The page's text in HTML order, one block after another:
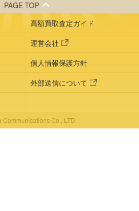
PAGE TOP
高額買取査定ガイド
運営会社
個人情報保護方針
外部送信について
Co., LTD.